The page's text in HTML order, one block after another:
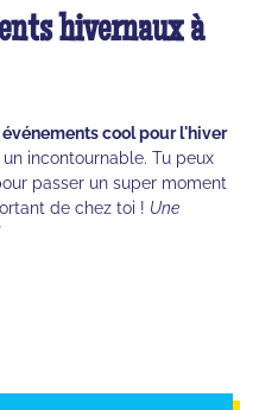
hivernaux à
événements cool pour l'hiver
incontournable. Tu peux
passer un super moment
de chez toi ! Une